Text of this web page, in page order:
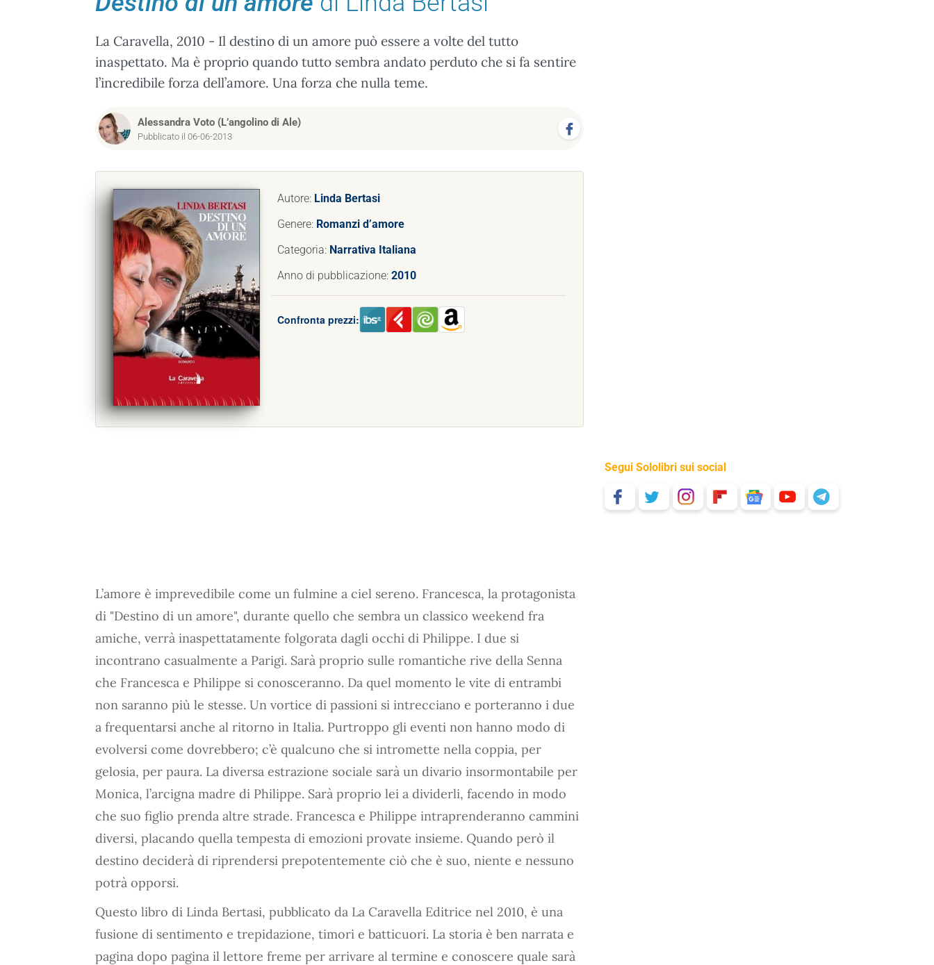
La Caravella, 2010 - Il destino di un amore può essere a volte del tutto
inaspettato. Ma è proprio quando tutto sembra andato perduto che si fa sentire
l’incredibile forza dell’amore. Una forza che nulla teme.
Alessandra Voto (L’angolino di Ale)
Pubblicato il 06-06-2013
Autore: Linda Bertasi
Genere: Romanzi d’amore
Categoria: Narrativa Italiana
Anno di pubblicazione: 2010
Confronta prezzi:
L’amore è imprevedibile come un fulmine a ciel sereno. Francesca, la protagonista
di "Destino di un amore", durante quello che sembra un classico weekend fra
amiche, verrà inaspettatamente folgorata dagli occhi di Philippe. I due si
incontrano casualmente a Parigi. Sarà proprio sulle romantiche rive della Senna
che Francesca e Philippe si conosceranno. Da quel momento le vite di entrambi
non saranno più le stesse. Un vortice di passioni si intrecciano e porteranno i due
a frequentarsi anche al ritorno in Italia. Purtroppo gli eventi non hanno modo di
evolversi come dovrebbero; c’è qualcuno che si intromette nella coppia, per
gelosia, per paura. La diversa estrazione sociale sarà un divario insormontabile per
Monica, l’arcigna madre di Philippe. Sarà proprio lei a dividerli, facendo in modo
che suo figlio prenda altre strade. Francesca e Philippe intraprenderanno cammini
diversi, placando quella tempesta di emozioni provate insieme. Quando però il
destino deciderà di riprendersi prepotentemente ciò che è suo, niente e nessuno
potrà opporsi.
Questo libro di Linda Bertasi, pubblicato da La Caravella Editrice nel 2010, è una
fusione di sentimento e trepidazione, timori e batticuori. La storia è ben narrata e
pagina dopo pagina il lettore freme per arrivare al termine e conoscere quale sarà
Segui Sololibri sui social